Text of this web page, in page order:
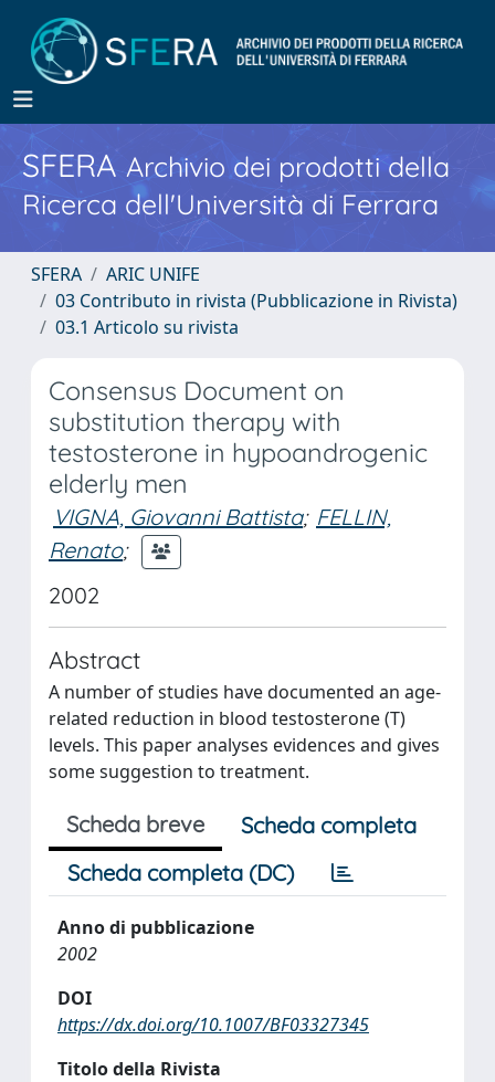
SFERA Archivio dei prodotti della
Ricerca dell'Università di Ferrara
SFERA
ARIC UNIFE
03 Contributo in rivista (Pubblicazione in Rivista)
03.1 Articolo su rivista
Consensus Document on
substitution therapy with
testosterone in hypoandrogenic
elderly men
VIGNA, Giovanni Battista; FELLIN,
Renato;
2002
Abstract
A number of studies have documented an age-
related reduction in blood testosterone (T)
levels. This paper analyses evidences and gives
some suggestion to treatment.
Scheda breve
Scheda completa
Scheda completa (DC)
Anno di pubblicazione
2002
DOI
https://dx.doi.org/10.1007/BF03327345
Titolo della Rivista